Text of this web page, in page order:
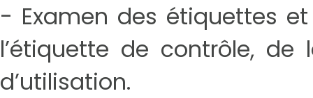
- Examen des étiquettes
l’étiquette de contrôle,
d’utilisation.